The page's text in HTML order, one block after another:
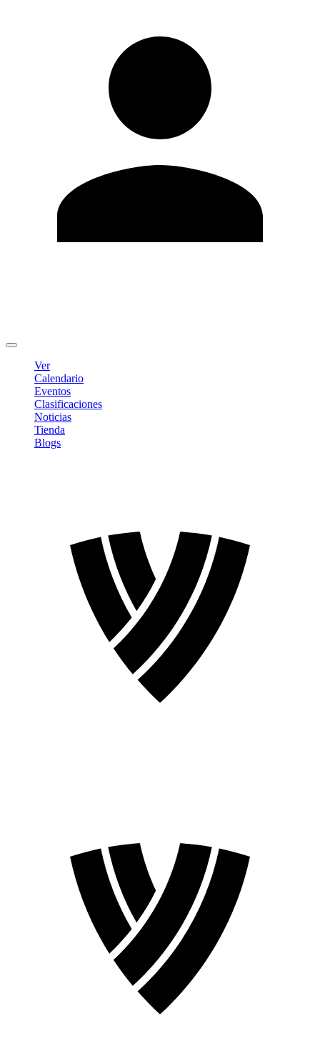
Ver
Calendario
Eventos
Clasificaciones
Noticias
Tienda
Blogs